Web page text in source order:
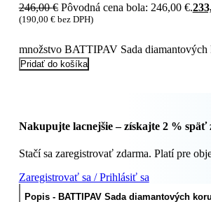
246,00€ Pôvodná cena bola: 246,00 €.
(190,00 €bez DPH)
množstvo BATTIPAV Sada
Pridať do košíka
Nakupujte lacnejšie – získajte 2 % späť
Stačí sa zaregistrovať zdarma. Platí pre
Zaregistrovať sa / Prihlásiť sa
Popis - BATTIPAV Sada diamantových